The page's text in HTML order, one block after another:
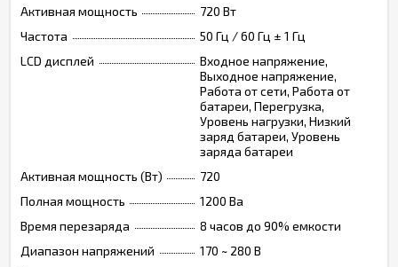
Активная мощность
720 Вт
Частота
50 Гц / 60 Гц ± 1 Гц
LCD дисплей
Входное напряжение,
Выходное напряжение,
Работа от сети, Работа от
батареи, Перегрузка,
Уровень нагрузки, Низкий
заряд батареи, Уровень
заряда батареи
Активная мощность (Вт)
720
Полная мощность
1200 Ва
Время перезаряда
8 часов до 90% емкости
Диапазон напряжений
170 ~ 280 В